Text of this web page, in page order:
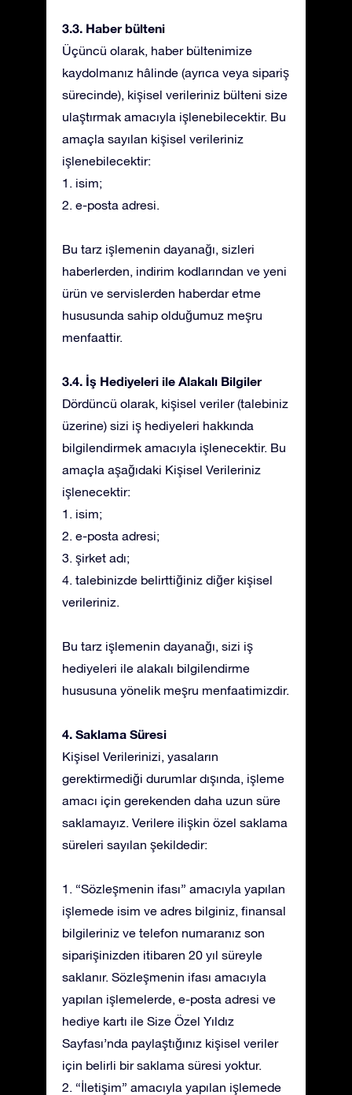
3.3. Haber bülteni
Üçüncü olarak, haber bültenimize
kaydolmanız hâlinde (ayrıca veya sipariş
sürecinde), kişisel verileriniz bülteni size
ulaştırmak amacıyla işlenebilecektir. Bu
amaçla sayılan kişisel verileriniz
işlenebilecektir:
1. isim;
2. e-posta adresi.
Bu tarz işlemenin dayanağı, sizleri
haberlerden, indirim kodlarından ve yeni
ürün ve servislerden haberdar etme
hususunda sahip olduğumuz meşru
menfaattir.
3.4. İş Hediyeleri ile Alakalı Bilgiler
Dördüncü olarak, kişisel veriler (talebiniz
üzerine) sizi iş hediyeleri hakkında
bilgilendirmek amacıyla işlenecektir. Bu
amaçla aşağıdaki Kişisel Verileriniz
işlenecektir:
1. isim;
2. e-posta adresi;
3. şirket adı;
4. talebinizde belirttiğiniz diğer kişisel
verileriniz.
Bu tarz işlemenin dayanağı, sizi iş
hediyeleri ile alakalı bilgilendirme
hususuna yönelik meşru menfaatimizdir.
4. Saklama Süresi
Kişisel Verilerinizi, yasaların
gerektirmediği durumlar dışında, işleme
amacı için gerekenden daha uzun süre
saklamayız. Verilere ilişkin özel saklama
süreleri sayılan şekildedir:
1. “Sözleşmenin ifası” amacıyla yapılan
işlemede isim ve adres bilginiz, finansal
bilgileriniz ve telefon numaranız son
siparişinizden itibaren 20 yıl süreyle
saklanır. Sözleşmenin ifası amacıyla
yapılan işlemelerde, e-posta adresi ve
hediye kartı ile Size Özel Yıldız
Sayfası’nda paylaştığınız kişisel veriler
için belirli bir saklama süresi yoktur.
2. “İletişim” amacıyla yapılan işlemede